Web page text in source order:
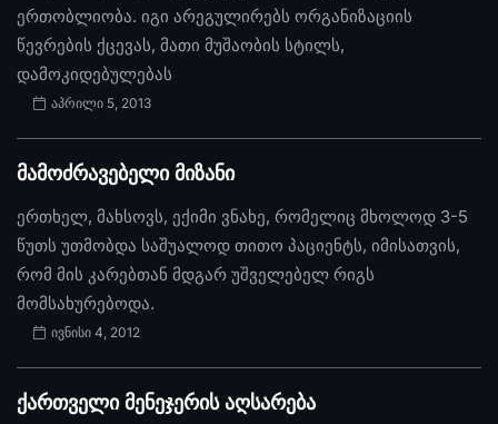
ერთობლიობა. იგი არეგულირებს ორგანიზაციის
წევრების ქცევას, მათი მუშაობის სტილს,
დამოკიდებულებას
აპრილი 5, 2013
მამოძრავებელი მიზანი
ერთხელ, მახსოვს, ექიმი ვნახე, რომელიც მხოლოდ 3-5
წუთს უთმობდა საშუალოდ თითო პაციენტს, იმისათვის,
რომ მის კარებთან მდგარ უშველებელ რიგს
მომსახურებოდა.
ივნისი 4, 2012
ქართველი მენეჯერის აღსარება